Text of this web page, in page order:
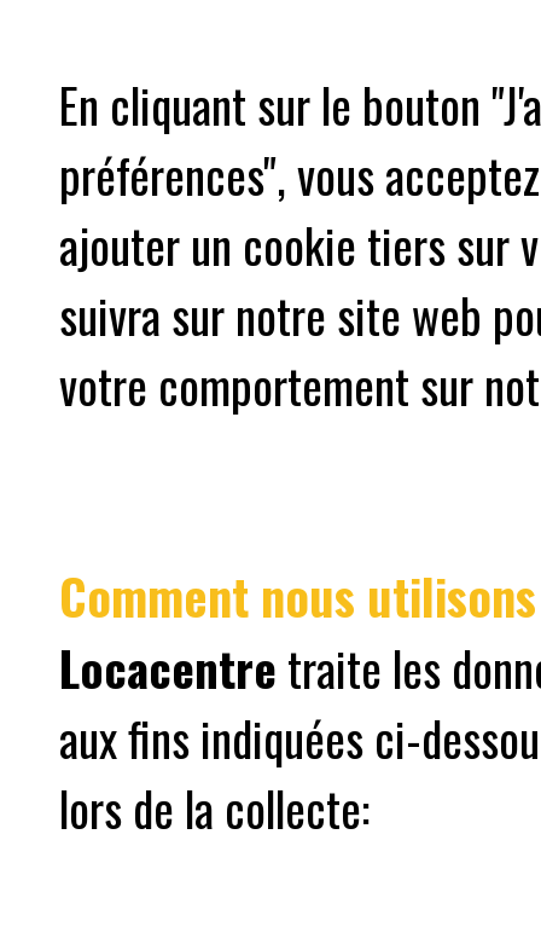
En cliquant sur le bouton
préférences", vous
ajouter un cookie tiers sur
suivra sur notre site web
votre comportement sur
Comment nous
Locacentretraite les
aux fins indiquées ci-
lors de la collecte: